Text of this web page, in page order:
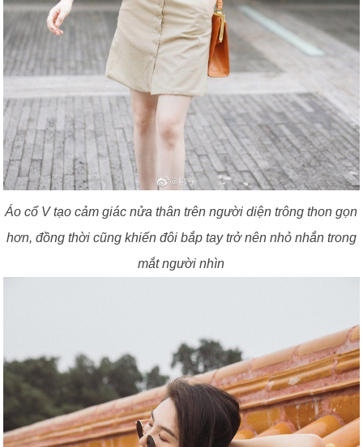
Áo cổ V tạo cảm giác nửa thân trên người diện trông thon gọn
hơn, đồng thời cũng khiến đôi bắp tay trở nên nhỏ nhắn trong
mắt người nhìn